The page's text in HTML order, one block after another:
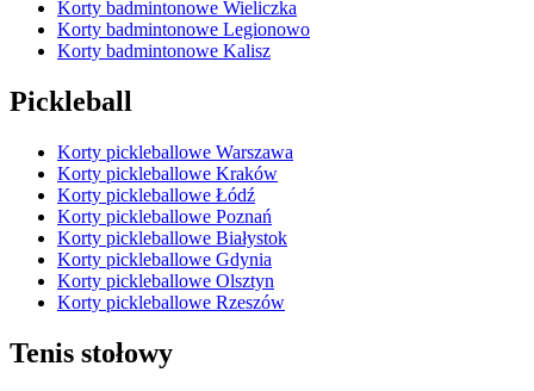
Korty badmintonowe Wieliczka
Korty badmintonowe Legionowo
Korty badmintonowe Kalisz
Pickleball
Korty pickleballowe Warszawa
Korty pickleballowe Kraków
Korty pickleballowe Łódź
Korty pickleballowe Poznań
Korty pickleballowe Białystok
Korty pickleballowe Gdynia
Korty pickleballowe Olsztyn
Korty pickleballowe Rzeszów
Tenis stołowy